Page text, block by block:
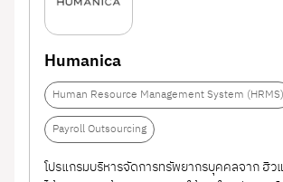
รวมแพลตฟอร์มและบริการด้าน Payroll
องค์กรสามารถจัดการเงินเดือน คำนวณ
สังคม เงินสะสม โบนัส และสวัสดิการต่า
อัตโนมัติ พร้อมฟีเจอร์จัดทำสลิปเงินเดือ
อิเล็กทรอนิกส์ การยื่นเอกสารราชการอ
การเชื่อมต่อกับระบบ Attendance,
เพื่อให้การจ่ายเงินเดือนถูกต้องตามกฎห
เวลา
Management System
Human Capital
Information System
(HRIS)
Human Resource
Management System
(11)
HR Outsourcing
Humanica
Human Resource Management System (HRMS)
Payroll Outsourcing
โปรแกรมบริหารจัดการทรัพยากรบุคคลจาก ฮิว